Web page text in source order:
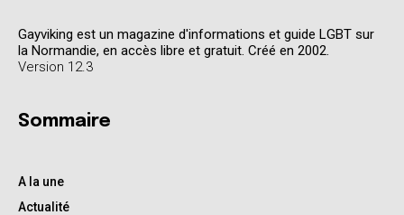
Gayviking est un magazine d'informations et guide LGBT sur
la Normandie, en accès libre et gratuit. Créé en 2002.
Version 12.3
Sommaire
A la une
Actualité